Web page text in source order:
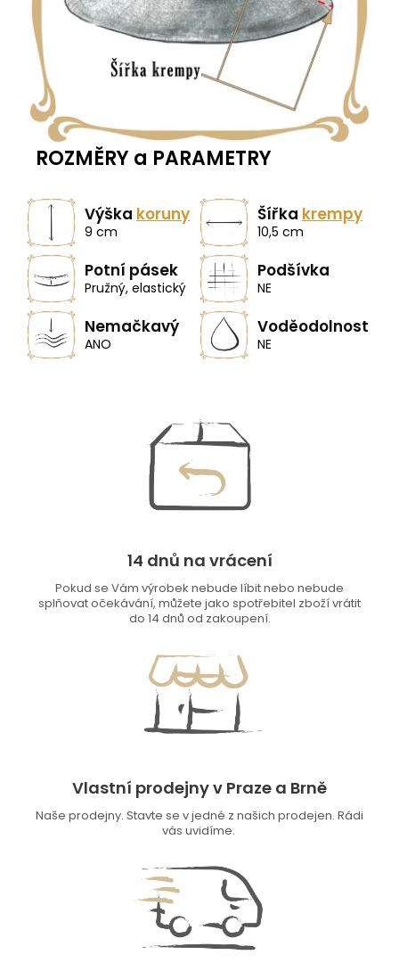
ROZMĚRY a PARAMETRY
Výška koruny
9 cm
Šířka krempy
10,5 cm
Potní pásek
Pružný, elastický
Podšívka
NE
Nemačkavý
ANO
Voděodolnost
NE
14 dnů na vrácení
Pokud se Vám výrobek nebude líbit nebo nebude
splňovat očekávání, můžete jako spotřebitel zboží vrátit
do 14 dnů od zakoupení.
Vlastní prodejny v Praze a Brně
Naše prodejny. Stavte se v jedné z našich prodejen. Rádi
vás uvidíme.